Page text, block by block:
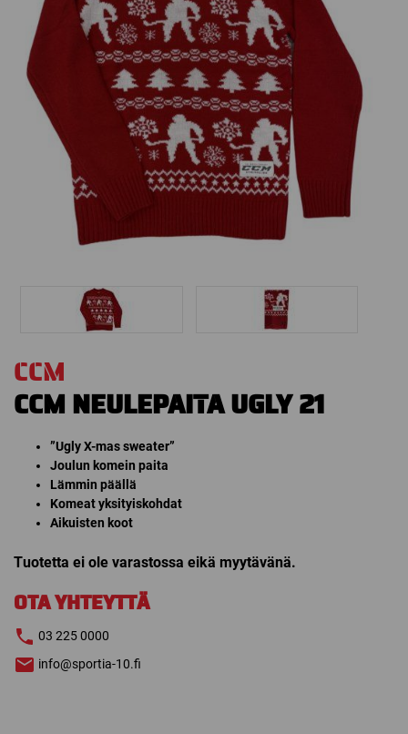
CCM
CCM NEULEPAITA UGLY 21
”Ugly X-mas sweater”
Joulun komein paita
Lämmin päällä
Komeat yksityiskohdat
Aikuisten koot
Tuotetta ei ole varastossa eikä myytävänä.
OTA YHTEYTTÄ
03 225 0000
info@sportia-10.fi